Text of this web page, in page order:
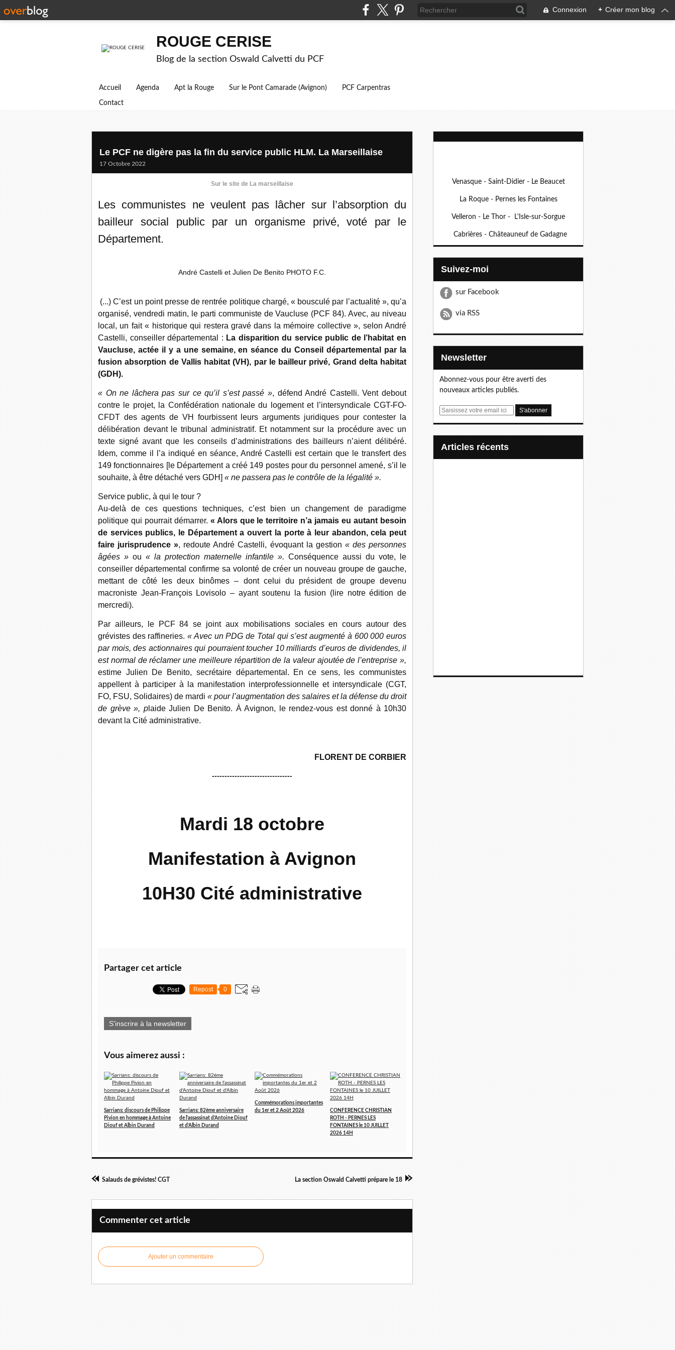
Connexion + Créer mon blog
ROUGE CERISE
Blog de la section Oswald Calvetti du PCF
Accueil Agenda Apt la Rouge Sur le Pont Camarade (Avignon) PCF Carpentras
Contact
Le PCF ne digère pas la fin du service public HLM. La Marseillaise
17 Octobre 2022
Sur le site de La marseillaise
Les communistes ne veulent pas lâcher sur l’absorption du
bailleur social public par un organisme privé, voté par le
Département.
André Castelli et Julien De Benito PHOTO F.C.
(...) C’est un point presse de rentrée politique chargé, « bousculé par l’actualité », qu’a
organisé, vendredi matin, le parti communiste de Vaucluse (PCF 84). Avec, au niveau
local, un fait « historique qui restera gravé dans la mémoire collective », selon André
Castelli, conseiller départemental : La disparition du service public de l’habitat en
Vaucluse, actée il y a une semaine, en séance du Conseil départemental par la
fusion absorption de Vallis habitat (VH), par le bailleur privé, Grand delta habitat
(GDH).
« On ne lâchera pas sur ce qu’il s’est passé », défend André Castelli. Vent debout
contre le projet, la Confédération nationale du logement et l’intersyndicale CGT-FO-
CFDT des agents de VH fourbissent leurs arguments juridiques pour contester la
délibération devant le tribunal administratif. Et notamment sur la procédure avec un
texte signé avant que les conseils d’administrations des bailleurs n’aient délibéré.
Idem, comme il l’a indiqué en séance, André Castelli est certain que le transfert des
149 fonctionnaires [le Département a créé 149 postes pour du personnel amené, s’il le
souhaite, à être détaché vers GDH] « ne passera pas le contrôle de la légalité ».
Service public, à qui le tour ?
Au-delà de ces questions techniques, c’est bien un changement de paradigme
politique qui pourrait démarrer. « Alors que le territoire n’a jamais eu autant besoin
de services publics, le Département a ouvert la porte à leur abandon, cela peut
faire jurisprudence », redoute André Castelli, évoquant la gestion « des personnes
âgées » ou « la protection maternelle infantile ». Conséquence aussi du vote, le
conseiller départemental confirme sa volonté de créer un nouveau groupe de gauche,
mettant de côté les deux binômes – dont celui du président de groupe devenu
macroniste Jean-François Lovisolo – ayant soutenu la fusion (lire notre édition de
mercredi).
Par ailleurs, le PCF 84 se joint aux mobilisations sociales en cours autour des
grévistes des raffineries.« Avec un PDG de Total qui s’est augmenté à 600 000 euros
par mois, des actionnaires qui pourraient toucher 10 milliards d’euros de dividendes, il
est normal de réclamer une meilleure répartition de la valeur ajoutée de l’entreprise »,
estime Julien De Benito, secrétaire départemental. En ce sens, les communistes
appellent à participer à la manifestation interprofessionnelle et intersyndicale (CGT,
FO, FSU, Solidaires) de mardi « pour l’augmentation des salaires et la défense du droit
de grève », plaide Julien De Benito. À Avignon, le rendez-vous est donné à 10h30
devant la Cité administrative.
FLORENT DE CORBIER
--------------------------------
Mardi 18 octobre
Manifestation à Avignon
10H30 Cité administrative
Partager cet article
Repost 0
S'inscrire à la newsletter
Vous aimerez aussi :
Sarrians: discours de Philippe
Pivion en hommage à Antoine
Diouf et Albin Durand
Sarrians: 82ème anniversaire
de l'assassinat d'Antoine Diouf
et d'Albin Durand
Commémorations importantes
du 1er et 2 Août 2026
CONFERENCE CHRISTIAN
ROTH - PERNES LES
FONTAINES le 10 JUILLET
2026 14H
Salauds de grévistes! CGT La section Oswald Calvetti prépare le 18
Commenter cet article
Ajouter un commentaire
Venasque - Saint-Didier - Le Beaucet
La Roque - Pernes les Fontaines
Velleron - Le Thor - L'Isle-sur-Sorgue
Cabrières - Châteauneuf de Gadagne
Suivez-moi
sur Facebook
via RSS
Newsletter
Abonnez-vous pour être averti des
nouveaux articles publiés.
E
articles récents